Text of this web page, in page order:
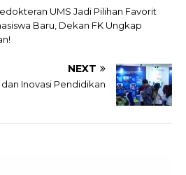
UMS Jadi Pilihan Favorit
Baru, Dekan FK Ungkap
NEXT
Inovasi Pendidikan